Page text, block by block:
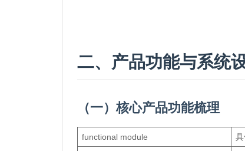
二、产品功能与系统
（一）核心产品功能梳理
functional module